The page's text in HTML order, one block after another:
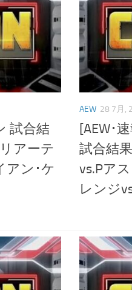
試合結
アーテ
アン･ケ
AEW 28 7月,
[AEW･
試合結
vs.Pア
レンジ